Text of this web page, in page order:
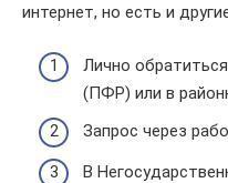
интернет, но есть и
Лично
(ПФР) или в
Запрос через
В